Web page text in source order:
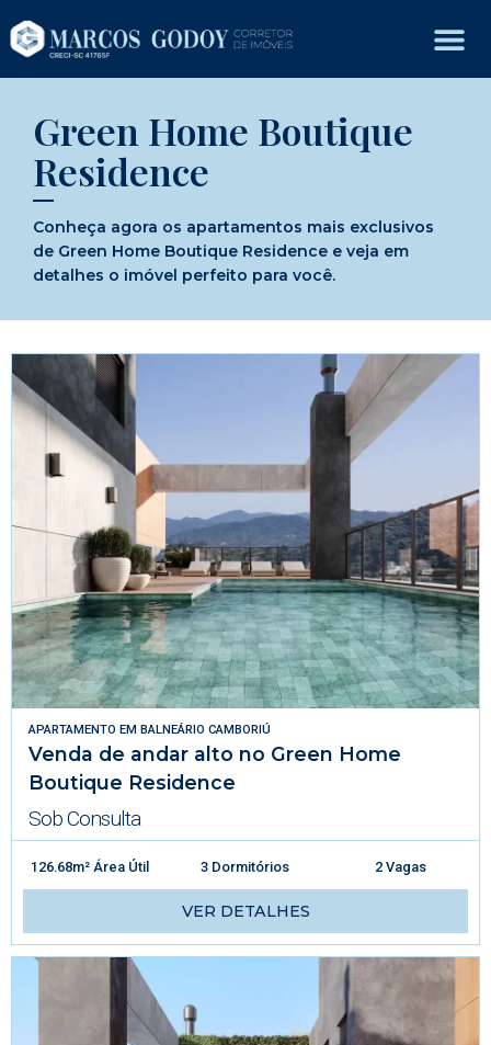
Green Home Boutique
Residence
Conheça agora os apartamentos mais exclusivos
de Green Home Boutique Residence e veja em
detalhes o imóvel perfeito para você.
APARTAMENTO EM BALNEÁRIO CAMBORIÚ
Venda de andar alto no Green Home
Boutique Residence
Sob Consulta
126.68m² Área Útil 3 Dormitórios 2 Vagas
VER DETALHES